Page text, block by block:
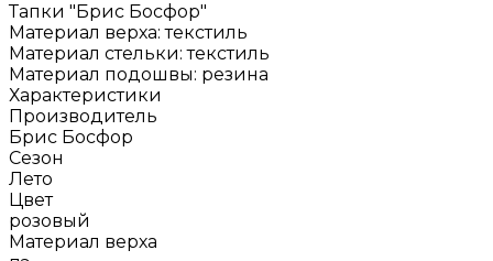
Тапки "Брис Босфор"
Материал верха: текстиль
Материал стельки: текстиль
Материал подошвы: резина
Характеристики
Производитель
Брис Босфор
Сезон
Лето
Цвет
розовый
Материал верха